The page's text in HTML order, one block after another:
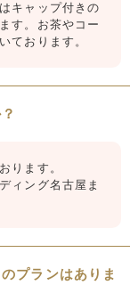
キャップ付きの
す。お茶やコー
ております。
ります。
ィング名古屋ま
プランはありま